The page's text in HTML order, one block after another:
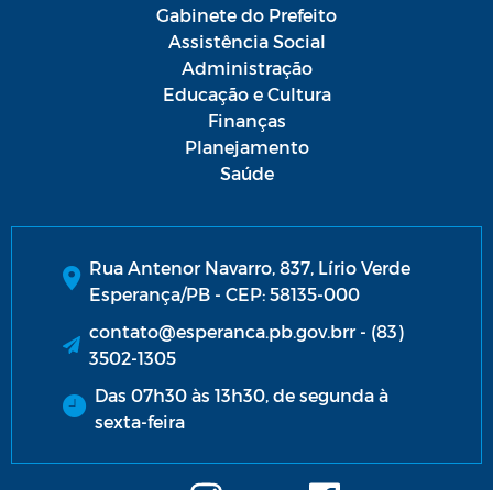
Gabinete do Prefeito
Assistência Social
Administração
Educação e Cultura
Finanças
Planejamento
Saúde
Rua Antenor Navarro, 837, Lírio Verde
Esperança/PB - CEP: 58135-000
contato@esperanca.pb.gov.brr - (83)
3502-1305
Das 07h30 às 13h30, de segunda à
sexta-feira